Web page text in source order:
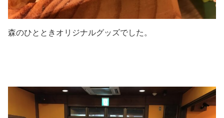
森のひとときオリジナルグッズでした。